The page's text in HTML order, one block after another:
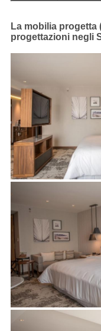
La mobilia
progettazioni negli